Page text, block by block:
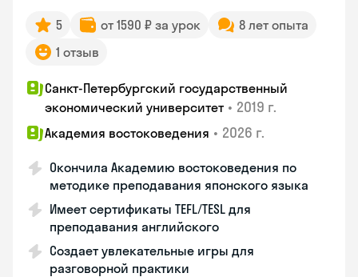
5 от 1590 ₽ за урок
8 лет опыта
1 отзыв
Санкт-Петербургский государственный
экономический университет • 2019 г.
Академия востоковедения • 2026 г.
Окончила Академию востоковедения по
методике преподавания японского языка
Имеет сертификаты TEFL/TESL для
преподавания английского
Создает увлекательные игры для
разговорной практики